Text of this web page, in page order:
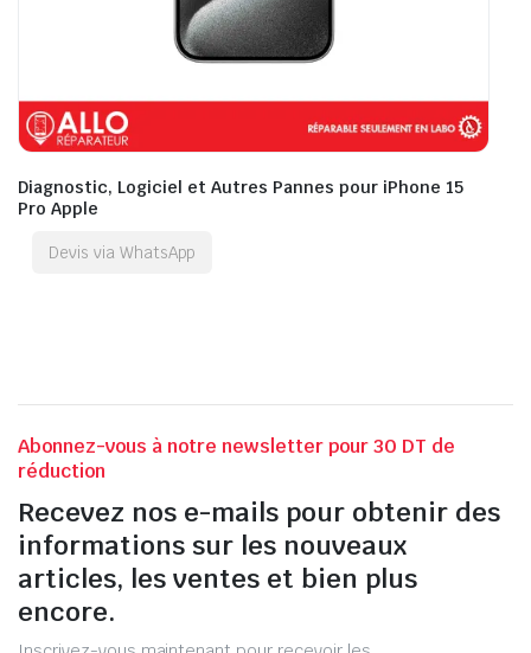
Diagnostic, Logiciel et Autres Pannes pour iPhone 15
Pro Apple
Devis via WhatsApp
Abonnez-vous à notre newsletter pour 30 DT de
réduction
Recevez nos e-mails pour obtenir des
informations sur les nouveaux
articles, les ventes et bien plus
encore.